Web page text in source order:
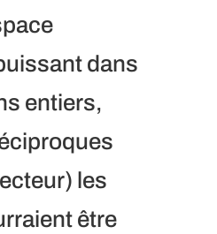
dans
entiers,
les
être